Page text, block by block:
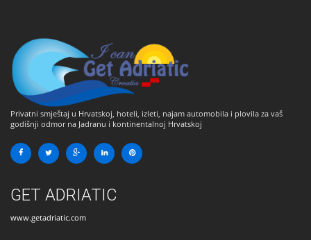
Privatni smještaj u Hrvatskoj, hoteli, izleti, najam automobila i plovila za vaš
godišnji odmor na Jadranu i kontinentalnoj Hrvatskoj
GET ADRIATIC
www.getadriatic.com